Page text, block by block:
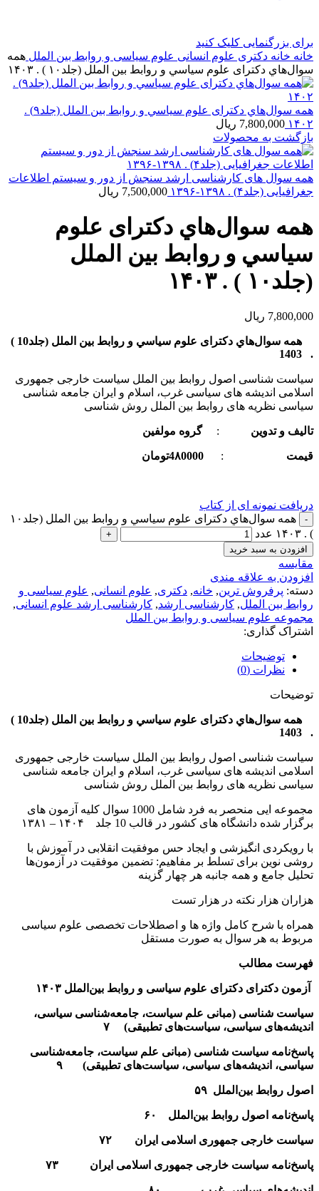
برای بزرگنمایی کلیک کنید
خانه خانه دکتری علوم انسانی علوم سیاسی و روابط بین الملل همه
سوال‌هاي دکترای علوم سياسي و روابط بین الملل (جلد۱۰ ) . ۱۴۰۳
همه سوال‌هاي دکترای علوم سياسي و روابط بین الملل (جلد۹) .
۱۴۰۲ 7,800,000 ریال
بازگشت به محصولات
همه سوال های کارشناسی ارشد سنجش از دور و سیستم اطلاعات
جغرافیایی (جلد۴) . ۱۳۹۸-۱۳۹۶
7,500,000 ریال
همه سوال‌هاي دکترای علوم
سياسي و روابط بین الملل
(جلد۱۰ ) . ۱۴۰۳
7,800,000 ریال
همه سوال‌هاي دکترای علوم سياسي و روابط بین الملل (جلد10
)
. 1403
سیاست شناسی اصول روابط بین الملل سیاست خارجی جمهوری
اسلامی اندیشه های سیاسی غرب، اسلام و ایران جامعه شناسی
سیاسی نظریه های روابط بین الملل روش شناسی
تالیف و تدوین :گروه مولفین
قیمت : 4۸0000تومان
دریافت نمونه ای از کتاب
همه سوال‌هاي دکترای علوم سياسي و روابط بین الملل (جلد۱۰
) . ۱۴۰۳ عدد
افزودن به سبد خرید
مقايسه
افزودن به علاقه مندی
دسته: پرفروش ترین, خانه, دکتری, علوم انسانی, علوم سیاسی و
روابط بین الملل, کارشناسی ارشد, کارشناسی ارشد علوم انسانی,
مجموعه علوم سیاسی و روابط بین الملل
اشتراک گذاری:
توضیحات
نظرات (0)
توضیحات
همه سوال‌هاي دکترای علوم سياسي و روابط بین الملل (جلد10
)
. 1403
سیاست شناسی اصول روابط بین الملل سیاست خارجی جمهوری
اسلامی اندیشه های سیاسی غرب، اسلام و ایران جامعه شناسی
سیاسی نظریه های روابط بین الملل روش شناسی
مجموعه ایی منحصر به فرد شامل 1000 سوال کلیه آزمون های
برگزار شده دانشگاه های کشور در قالب 10 جلد ۱۴۰۴ – ۱۳۸۱
با رویکردی انگیزشی و ایجاد حس موفقیت انقلابی در آموزش با
روشی نوین برای تسلط بر مفاهیم: تضمین موفقیت در آزمون‌ها
تحلیل جامع و همه جانبه هر چهار گزینه
هزاران هزار نکته در هزار تست
همراه با شرح کامل واژه ها و اصطلاحات تخصصی علوم سیاسی
مربوط به هر سوال به صورت مستقل
فهرست مطالب
آزمون دکترای دکترای علوم سیاسی و روابط بین‌الملل ۱۴۰۳
سیاست شناسی (مبانی علم سیاست، جامعه‌شناسی سیاسی،
اندیشه‌های سیاسی، سیاست‌های تطبیقی)
پاسخ‌نامه سیاست شناسی (مبانی علم سیاست، جامعه‌شناسی
سیاسی، اندیشه‌های سیاسی، سیاست‌های تطبیقی)
اصول روابط بین‌الملل
پاسخ‌نامه اصول روابط بین‌الملل
سیاست خارجی جمهوری اسلامی ایران
پاسخ‌نامه سیاست خارجی جمهوری اسلامی ایران